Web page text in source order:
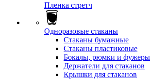
Пленка стретч
Одноразовые стаканы
Стаканы бумажные
Стаканы пластиковые
Бокалы, рюмки и фужеры
Держатели для стаканов
Крышки для стаканов